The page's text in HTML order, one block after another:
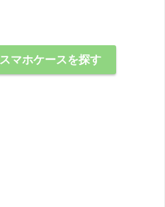
マホケースを探す